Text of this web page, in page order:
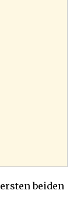
beiden